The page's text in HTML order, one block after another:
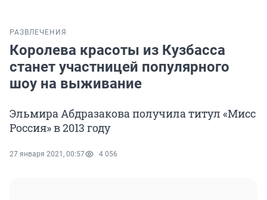
РАЗВЛЕЧЕНИЯ
Королева красоты из Кузбасса
станет участницей популярного
шоу на выживание
Эльмира Абдразакова получила титул «Мисс
Россия» в 2013 году
27 января 2021, 00:57 4 056